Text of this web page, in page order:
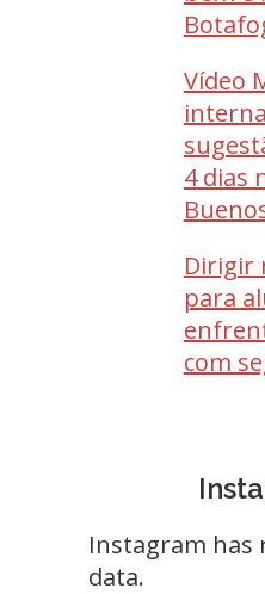
Vídeo
4 dias
Dirigir
para
com
Instagram has
data.